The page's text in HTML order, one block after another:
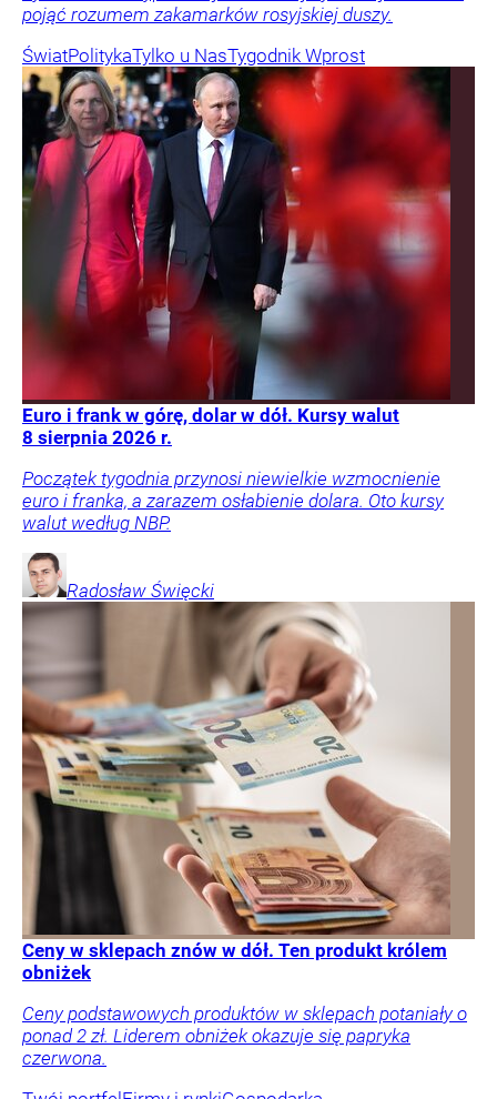
pojąć rozumem zakamarków rosyjskiej duszy.
ŚwiatPolitykaTylko u NasTygodnik Wprost
Euro i frank w górę, dolar w dół. Kursy walut
8 sierpnia 2026 r.
Początek tygodnia przynosi niewielkie wzmocnienie
euro i franka, a zarazem osłabienie dolara. Oto kursy
walut według NBP.
Radosław Święcki
Ceny w sklepach znów w dół. Ten produkt królem
obniżek
Ceny podstawowych produktów w sklepach potaniały o
ponad 2 zł. Liderem obniżek okazuje się papryka
czerwona.